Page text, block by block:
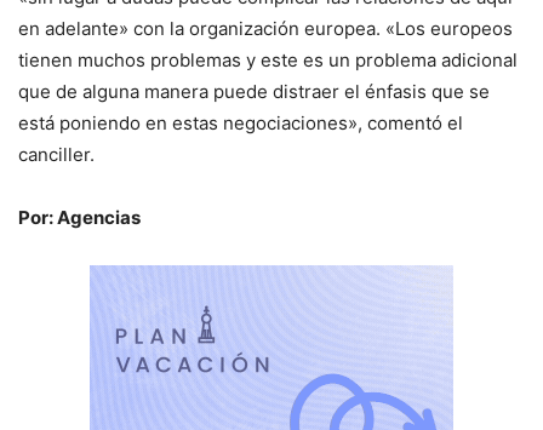
en adelante» con la organización europea. «Los europeos
tienen muchos problemas y este es un problema adicional
que de alguna manera puede distraer el énfasis que se
está poniendo en estas negociaciones», comentó el
canciller.
Por: Agencias